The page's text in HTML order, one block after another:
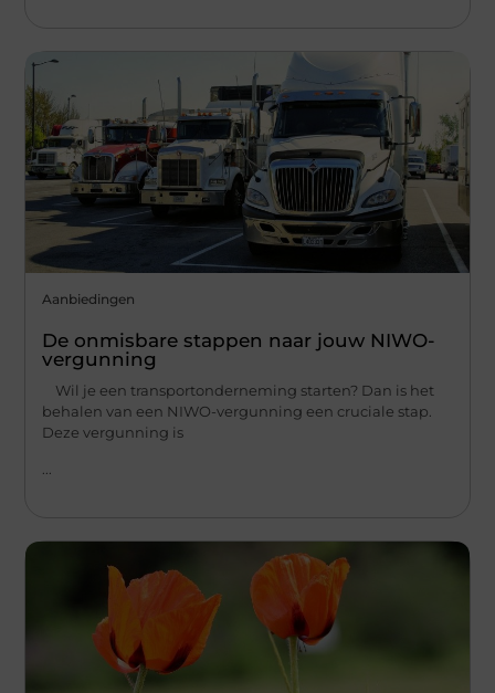
Aanbiedingen
De onmisbare stappen naar jouw NIWO-
vergunning
Wil je een transportonderneming starten? Dan is het
behalen van een NIWO-vergunning een cruciale stap.
Deze vergunning is
...